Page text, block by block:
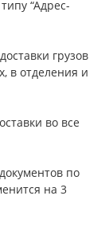
“Адрес-
грузов
в отделения и
во все
по
на 3